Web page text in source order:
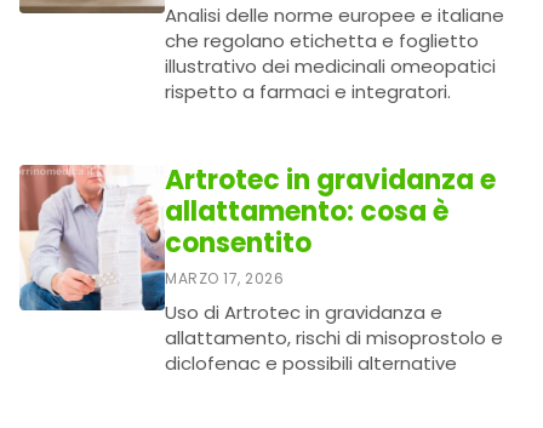
Analisi delle norme europee e italiane
che regolano etichetta e foglietto
illustrativo dei medicinali omeopatici
rispetto a farmaci e integratori.
Artrotec in gravidanza e
allattamento: cosa è
consentito
MARZO 17, 2026
Uso di Artrotec in gravidanza e
allattamento, rischi di misoprostolo e
diclofenac e possibili alternative